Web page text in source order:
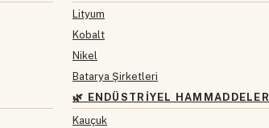
Lityum
Kobalt
Nikel
Batarya Şirketleri
🌿 ENDÜSTRIYEL HAMMADDELER
Kauçuk